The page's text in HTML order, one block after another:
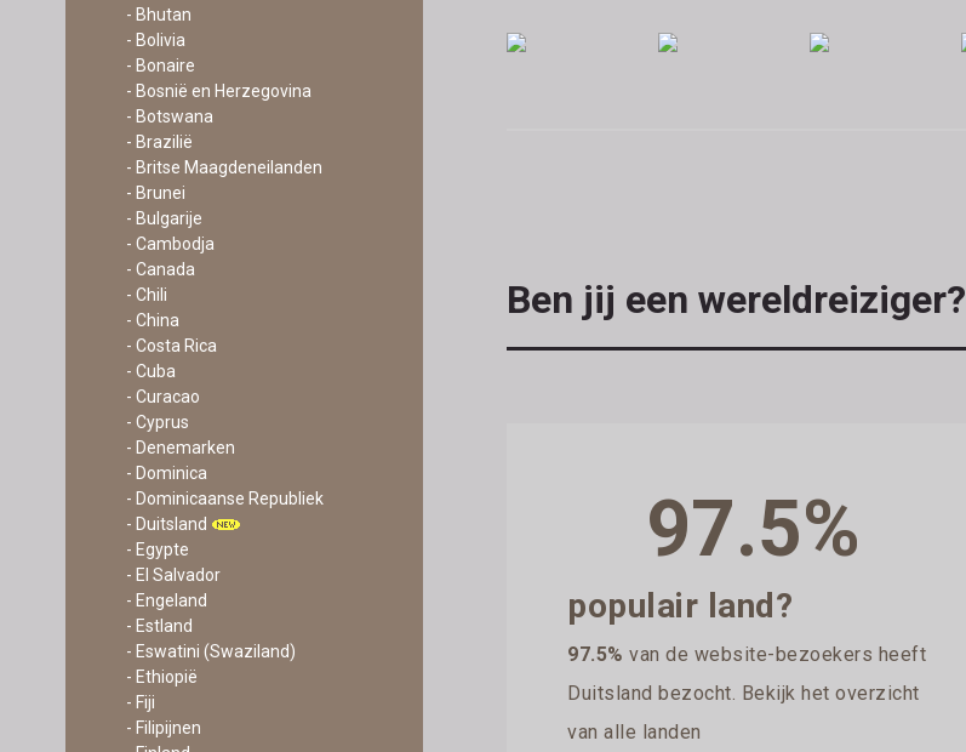
- Bhutan
- Bolivia
- Bonaire
- Bosnië en Herzegovina
- Botswana
- Brazilië
- Britse Maagdeneilanden
- Brunei
- Bulgarije
- Cambodja
- Canada
- Chili
- China
- Costa Rica
- Cuba
- Curacao
- Cyprus
- Denemarken
- Dominica
- Dominicaanse Republiek
- Duitsland
- Egypte
- El Salvador
- Engeland
- Estland
- Eswatini (Swaziland)
- Ethiopië
- Fiji
- Filipijnen
Ben jij een wereldreiziger?
97.5%
populair land?
97.5% van de website-bezoekers heeft
Duitsland bezocht. Bekijk het overzicht
van alle landen